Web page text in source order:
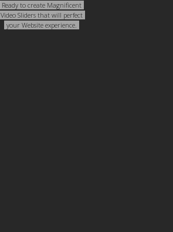
Ready to create Magnificent
Video Sliders that will perfect
your Website experience.